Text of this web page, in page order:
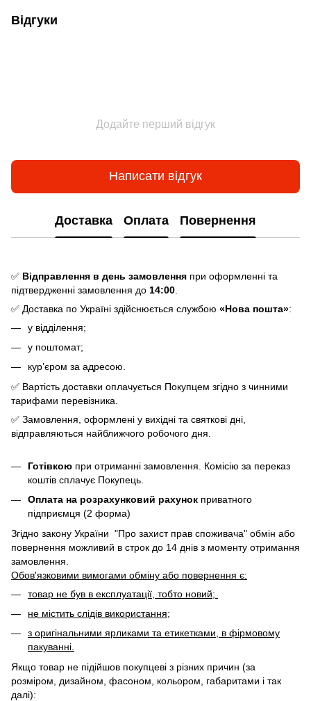
Відгуки
Додайте перший відгук
Написати відгук
Доставка Оплата Повернення
✅ Відправлення в день замовлення при оформленні та
підтвердженні замовлення до 14:00
✅ Доставка по Україні здійснюється службою «Нова пошта»:
у відділення;
у поштомат;
кур’єром за адресою.
✅ Вартість доставки оплачується Покупцем згідно з чинними
тарифами перевізника.
✅ Замовлення, оформлені у вихідні та святкові дні,
відправляються найближчого робочого дня.
Готівкою при отриманні замовлення. Комісію за переказ
коштів сплачує Покупець.
Оплата на розрахунковий рахунок приватного
підприємця (2 форма)
Згідно закону України "Про захист прав споживача" обмін або
повернення можливий в строк до 14 днів з моменту отримання
замовлення.
Обов'язковими вимогами обміну або повернення є:
товар не був в експлуатації, тобто новий;
не містить слідів використання;
з оригінальними ярликами та етикетками, в фірмовому
пакуванні.
Якщо товар не підійшов покупцеві з різних причин (за
розміром, дизайном, фасоном, кольором, габаритами і так
далі):